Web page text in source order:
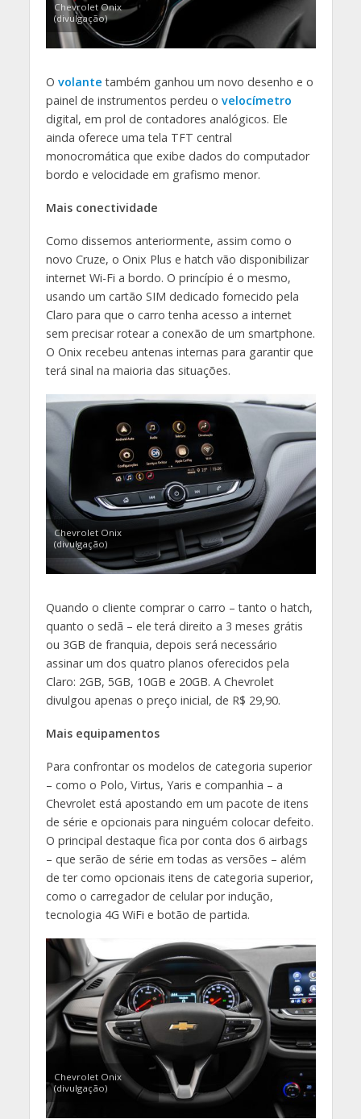
Chevrolet Onix
(divulgação)
O volante também ganhou um novo desenho e o
painel de instrumentos perdeu o velocímetro
digital, em prol de contadores analógicos. Ele
ainda oferece uma tela TFT central
monocromática que exibe dados do computador
bordo e velocidade em grafismo menor.
Mais conectividade
Como dissemos anteriormente, assim como o
novo Cruze, o Onix Plus e hatch vão disponibilizar
internet Wi-Fi a bordo. O princípio é o mesmo,
usando um cartão SIM dedicado fornecido pela
Claro para que o carro tenha acesso a internet
sem precisar rotear a conexão de um smartphone.
O Onix recebeu antenas internas para garantir que
terá sinal na maioria das situações.
Chevrolet Onix
(divulgação)
Quando o cliente comprar o carro – tanto o hatch,
quanto o sedã – ele terá direito a 3 meses grátis
ou 3GB de franquia, depois será necessário
assinar um dos quatro planos oferecidos pela
Claro: 2GB, 5GB, 10GB e 20GB. A Chevrolet
divulgou apenas o preço inicial, de R$ 29,90.
Mais equipamentos
Para confrontar os modelos de categoria superior
– como o Polo, Virtus, Yaris e companhia – a
Chevrolet está apostando em um pacote de itens
de série e opcionais para ninguém colocar defeito.
O principal destaque fica por conta dos 6 airbags
– que serão de série em todas as versões – além
de ter como opcionais itens de categoria superior,
como o carregador de celular por indução,
tecnologia 4G WiFi e botão de partida.
Chevrolet Onix
(divulgação)